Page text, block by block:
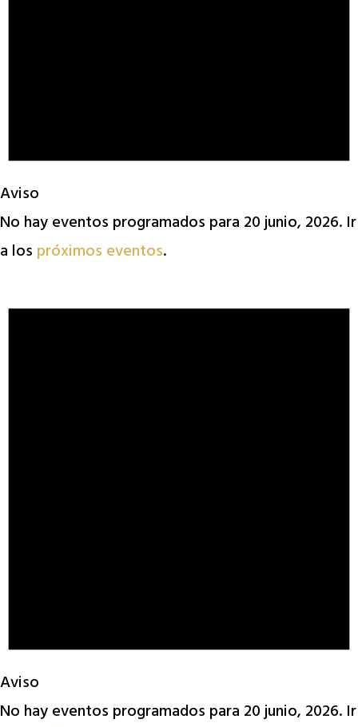
Aviso
No hay eventos programados para 20 junio, 2026. Ir
a los próximos eventos.
Aviso
No hay eventos programados para 20 junio, 2026. Ir